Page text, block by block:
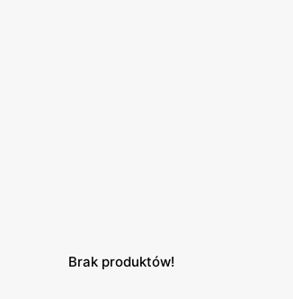
Brak produktów!